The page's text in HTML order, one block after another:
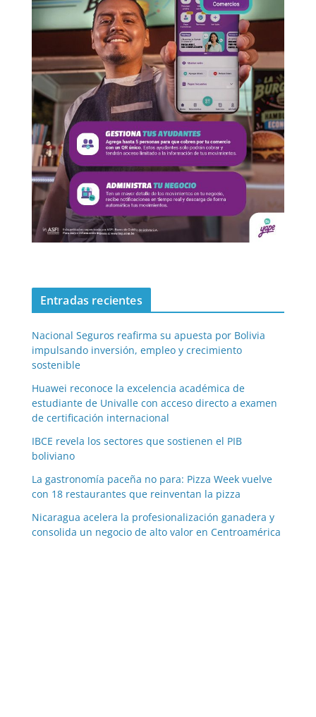
Entradas recientes
Nacional Seguros reafirma su apuesta por Bolivia
impulsando inversión, empleo y crecimiento
sostenible
Huawei reconoce la excelencia académica de
estudiante de Univalle con acceso directo a examen
de certificación internacional
IBCE revela los sectores que sostienen el PIB
boliviano
La gastronomía paceña no para: Pizza Week vuelve
con 18 restaurantes que reinventan la pizza
Nicaragua acelera la profesionalización ganadera y
consolida un negocio de alto valor en Centroamérica